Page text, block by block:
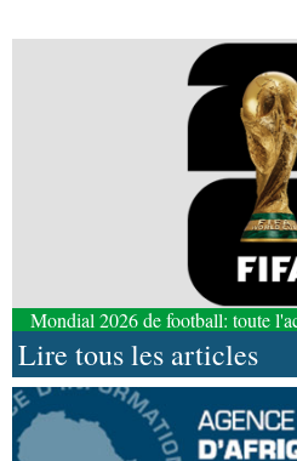
Mondial 2026 de football: toute
Lire tous les articles